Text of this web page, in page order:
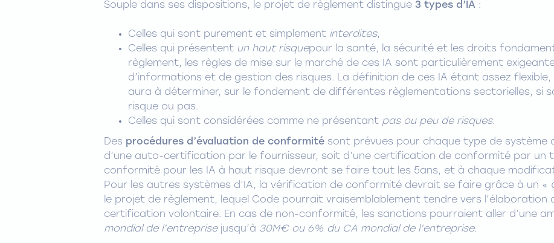
Souple dans ses dispositions, le projet de règlement distingue 3 types d’IA :
Celles qui sont purement et simplement interdites,
Celles qui présentent un haut risquepour la santé, la sécurité et les droits
règlement, les règles de mise sur le marché de ces IA sont particulièrement
d’informations et de gestion des risques. La définition de ces IA étant assez flexible,
aura à déterminer, sur le fondement de différentes règlementations sectorielles, si
risque ou pas.
Celles qui sont considérées comme ne présentant pas ou peu de risques.
Des procédures d’évaluation de conformité sont prévues pour chaque type de système
d’une auto-certification par le fournisseur, soit d’une certification de conformité par un
conformité pour les IA à haut risque devront se faire tout les 5ans, et à chaque
Pour les autres systèmes d’IA, la vérification de conformité devrait se faire grâce à un «
le projet de règlement, lequel Code pourrait vraisemblablement tendre vers l’élaboration
certification volontaire. En cas de non-conformité, les sanctions pourraient aller d’une
mondial de l’entreprisejusqu’à 30M€ ou 6% du CA mondial de l’entreprise.